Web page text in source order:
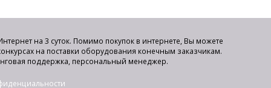
на 3 суток. Помимо покупок в интернете, Вы можете
на поставки оборудования конечным заказчикам.
поддержка, персональный менеджер.